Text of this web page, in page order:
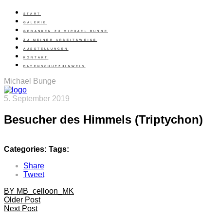
START
GALERIE
GEDANKEN ZU MICHAEL BUNGE
ZU MEINER ARBEITSWEISE
AUSSTELLUNGEN
KONTAKT
DATENSCHUTZHINWEIS
Michael Bunge
5. September 2019
Besucher des Himmels (Triptychon)
Categories: Tags:
Share
Tweet
BY MB_celloon_MK
Older Post
Next Post